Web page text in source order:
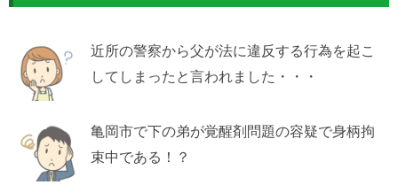
近所の警察から父が法に違反する行為を起こ
してしまったと言われました・・・
亀岡市で下の弟が覚醒剤問題の容疑で身柄拘
束中である！？